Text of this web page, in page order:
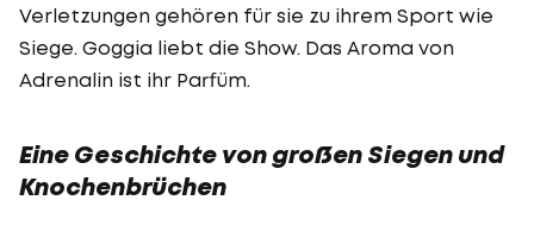
Verletzungen gehören für sie zu ihrem Sport wie
Siege. Goggia liebt die Show. Das Aroma von
Adrenalin ist ihr Parfüm.
Eine Geschichte von großen Siegen und
Knochenbrüchen